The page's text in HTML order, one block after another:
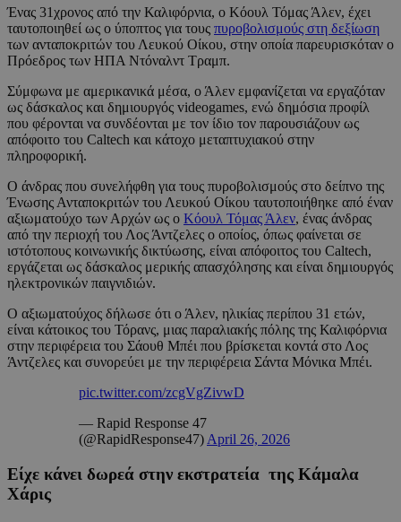
Ένας 31χρονος από την Καλιφόρνια, ο Κόουλ Τόμας Άλεν, έχει
ταυτοποιηθεί ως ο ύποπτος για τους πυροβολισμούς στη δεξίωση
των ανταποκριτών του Λευκού Οίκου, στην οποία παρευρισκόταν ο
Πρόεδρος των ΗΠΑ Ντόναλντ Τραμπ.
Σύμφωνα με αμερικανικά μέσα, ο Άλεν εμφανίζεται να εργαζόταν
ως δάσκαλος και δημιουργός videogames, ενώ δημόσια προφίλ
που φέρονται να συνδέονται με τον ίδιο τον παρουσιάζουν ως
απόφοιτο του Caltech και κάτοχο μεταπτυχιακού στην
πληροφορική.
Ο άνδρας που συνελήφθη για τους πυροβολισμούς στο δείπνο της
Ένωσης Ανταποκριτών του Λευκού Οίκου ταυτοποιήθηκε από έναν
αξιωματούχο των Αρχών ως ο Κόουλ Τόμας Άλεν, ένας άνδρας
από την περιοχή του Λος Άντζελες ο οποίος, όπως φαίνεται σε
ιστότοπους κοινωνικής δικτύωσης, είναι απόφοιτος του Caltech,
εργάζεται ως δάσκαλος μερικής απασχόλησης και είναι δημιουργός
ηλεκτρονικών παιγνιδιών.
Ο αξιωματούχος δήλωσε ότι ο Άλεν, ηλικίας περίπου 31 ετών,
είναι κάτοικος του Τόρανς, μιας παραλιακής πόλης της Καλιφόρνια
στην περιφέρεια του Σάουθ Μπέι που βρίσκεται κοντά στο Λος
Άντζελες και συνορεύει με την περιφέρεια Σάντα Μόνικα Μπέι.
pic.twitter.com/zcgVgZivwD
— Rapid Response 47
(@RapidResponse47) April 26, 2026
Είχε κάνει δωρεά στην εκστρατεία της Κάμαλα
Χάρις